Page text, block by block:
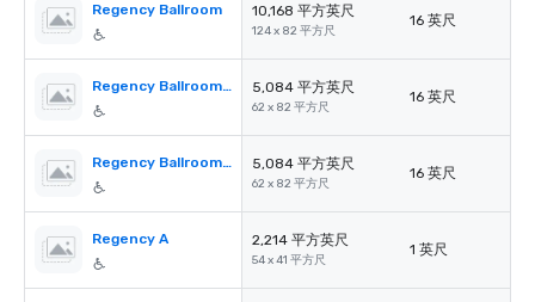
Regency Ballroom 10,168 平方英尺
124 x 82 平方尺
16 英尺
Regency Ballroom AB 5,084 平方英尺
62 x 82 平方尺
16 英尺
Regency Ballroom CD 5,084 平方英尺
62 x 82 平方尺
16 英尺
Regency A 2,214 平方英尺
54 x 41 平方尺
1 英尺